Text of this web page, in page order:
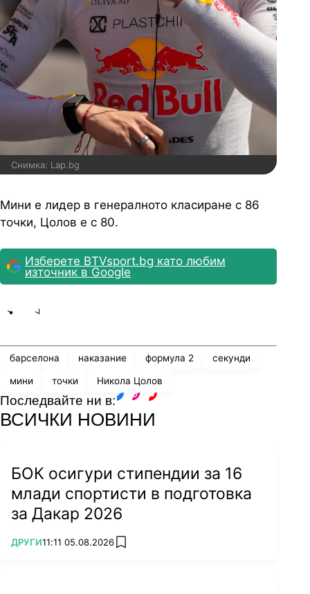
Снимка: Lap.bg
Мини е лидер в генералното класиране с 86
точки, Цолов е с 80.
Изберете BTVsport.bg като любим
източник в Google
барселона наказание формула 2 секунди
мини точки Никола Цолов
Последвайте ни в:
ВСИЧКИ НОВИНИ
БОК осигури стипендии за 16
млади спортисти в подготовка
за Дакар 2026
ПОВЕЧЕ ОТ
ДРУГИ11:11 05.08.2026 add favorites